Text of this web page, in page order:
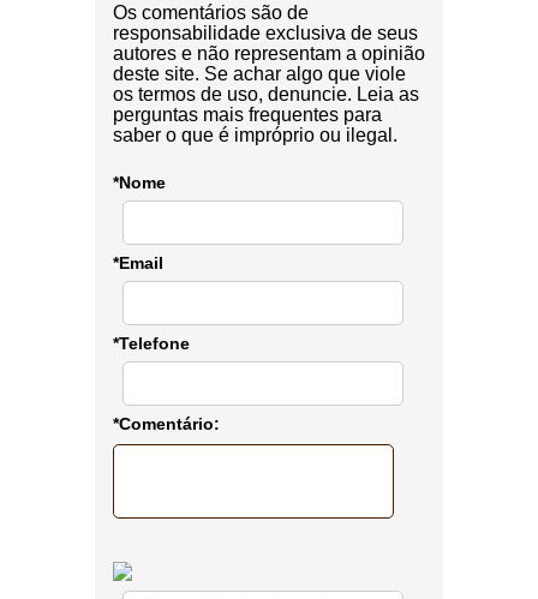
Os comentários são de
responsabilidade exclusiva de seus
autores e não representam a opinião
deste site. Se achar algo que viole
os termos de uso, denuncie. Leia as
perguntas mais frequentes para
saber o que é impróprio ou ilegal.
*Nome
*Email
*Telefone
*Comentário: